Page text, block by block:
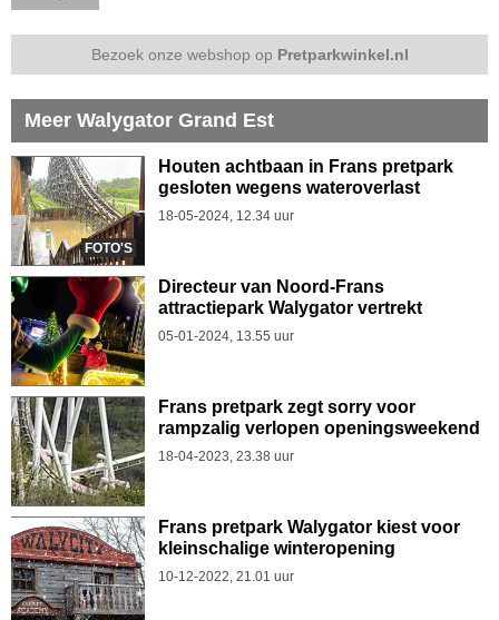
Bezoek onze webshop op Pretparkwinkel.nl
Meer Walygator Grand Est
FOTO'S
Houten achtbaan in Frans pretpark
gesloten wegens wateroverlast
18-05-2024, 12.34 uur
Directeur van Noord-Frans
attractiepark Walygator vertrekt
05-01-2024, 13.55 uur
Frans pretpark zegt sorry voor
rampzalig verlopen openingsweekend
18-04-2023, 23.38 uur
Frans pretpark Walygator kiest voor
kleinschalige winteropening
10-12-2022, 21.01 uur